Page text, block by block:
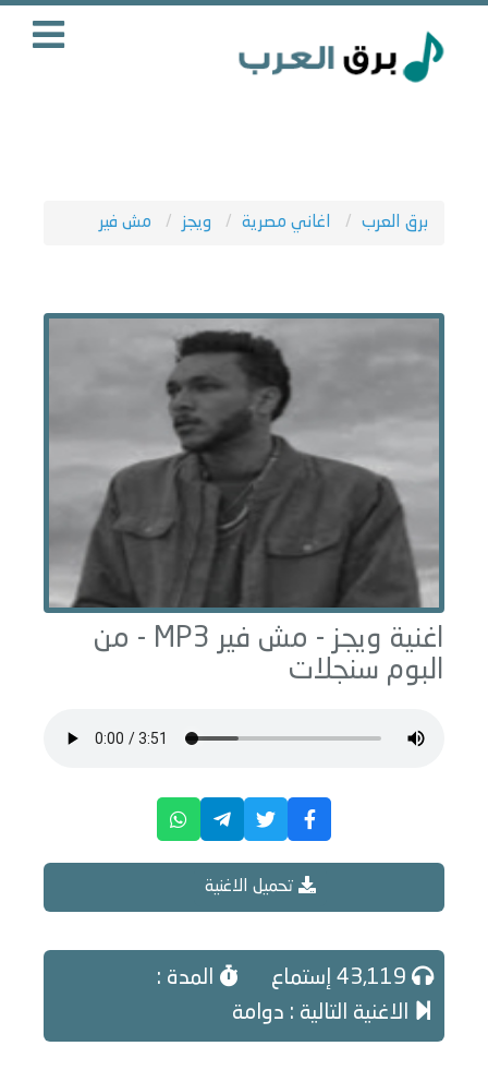
برق العرب اغاني مصرية ويجز مش فير
اغنية ويجز - مش فير
MP3 - من
البوم سنجلات
تحميل الاغنية
المدة :
الاغنية التالية : دوامة